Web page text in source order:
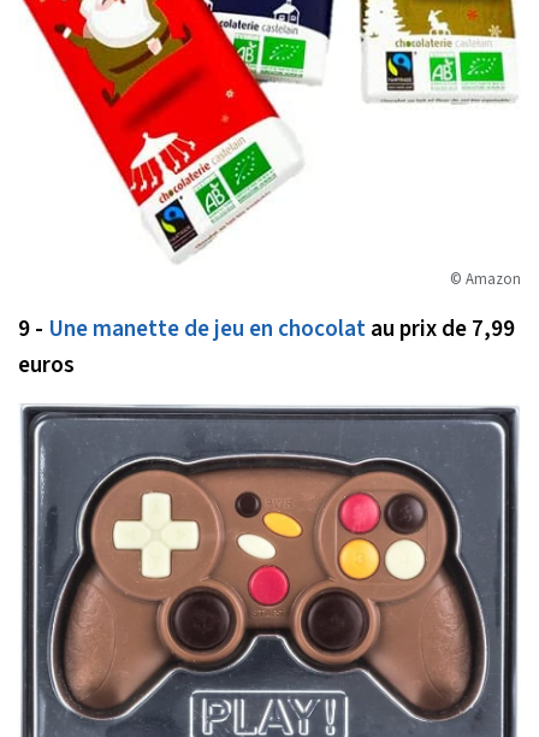
© Amazon
9 - Une manette de jeu en chocolatau prix de 7,99
euros